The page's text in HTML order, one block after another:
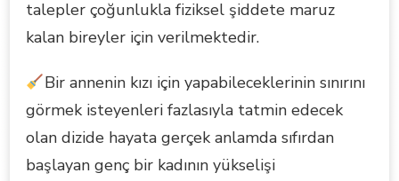
talepler çoğunlukla fiziksel şiddete maruz
kalan bireyler için verilmektedir.
Bir annenin kızı için yapabileceklerinin sınırını
görmek isteyenleri fazlasıyla tatmin edecek
olan dizide hayata gerçek anlamda sıfırdan
başlayan genç bir kadının yükselişi